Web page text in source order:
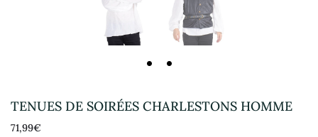
TENUES DE SOIRÉES CHARLESTONS HOMME
71,99€